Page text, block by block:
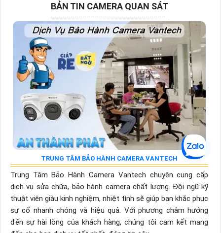
BẢN TIN CAMERA QUAN SÁT
TRUNG TÂM BẢO HÀNH CAMERA VANTECH
Trung Tâm Bảo Hành Camera Vantech chuyên cung cấp
dịch vụ sửa chữa, bảo hành camera chất lượng. Đội ngũ kỹ
thuật viên giàu kinh nghiệm, nhiệt tình sẽ giúp bạn khắc phục
sự cố nhanh chóng và hiệu quả. Với phương châm hướng
đến sự hài lòng của khách hàng, chúng tôi cam kết mang